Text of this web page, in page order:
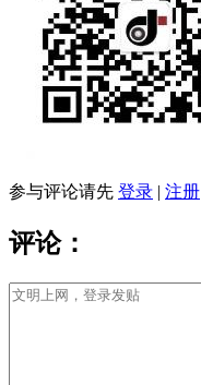
参与评论请先 登录 | 注册
评论：